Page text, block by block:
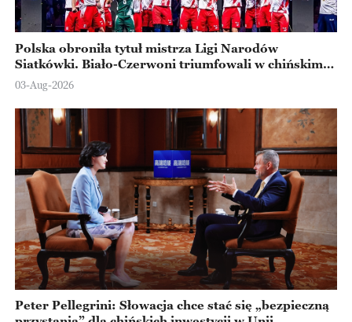
Polska obroniła tytuł mistrza Ligi Narodów
Siatkówki. Biało-Czerwoni triumfowali w chińskim
Ningbo
03-Aug-2026
Peter Pellegrini: Słowacja chce stać się „bezpieczną